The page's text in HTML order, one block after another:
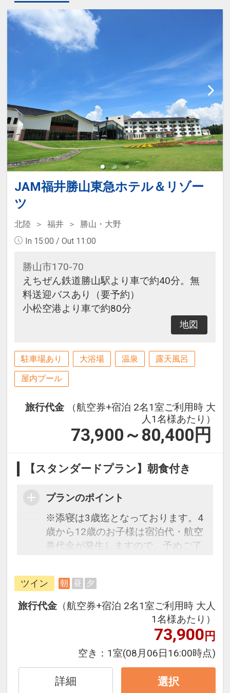
JAM福井勝山東急ホテル＆リゾー
ツ
北陸 福井
勝山・大野
In 15:00 / Out 11:00
勝山市170-70
えちぜん鉄道勝山駅より車で約40分。無
料送迎バスあり（要予約）
小松空港より車で約80分
地図
駐車場あり 大浴場 温泉 露天風呂
屋内プール
旅行代金
（航空券+宿泊 2名1室ご利用時 大
人1名様あたり）
73,900～80,400 円
【スタンダードプラン】朝食付き
プランのポイント
※添寝は3歳迄となっております。4
歳から12歳のお子様は宿泊代・航空
券代金が発生しますので、予めご了
恐竜博物館から車でわずか10分！ゲ
レンデが目の前のリゾートホテル
で、最高の思い出を。
JAM福井勝山東急ホテル＆リゾーツ
は、西日本最大級のスノーリゾート
「JAM福井勝山マウンテンリゾー
ト」のゲレンデフロントに位置し、
冬は純白のスノーワールドを存分に
お楽しみいただけるのはもちろんの
ツイン 朝 昼 夕
旅行代金 （航空券+宿泊 2名1室ご利用時 大人
1名様あたり）
73,900円
空き： 1室(08月06日16:00時点)
詳細 選択